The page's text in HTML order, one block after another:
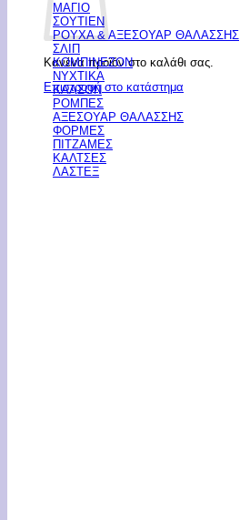
Κανένα προϊόν στο καλάθι σας.
Επιστροφή στο κατάστημα
ΜΑΓΙΟ
ΣΟΥΤΙΕΝ
ΡΟΥΧΑ & ΑΞΕΣΟΥΑΡ ΘΑΛΑΣΣΗΣ
ΣΛΙΠ
ΚΟΜΠΙΝΕΖΟΝ
ΝΥΧΤΙΚΑ
ΚΑΛΣΟΝ
ΡΟΜΠΕΣ
ΑΞΕΣΟΥΑΡ ΘΑΛΑΣΣΗΣ
ΦΟΡΜΕΣ
ΠΙΤΖΑΜΕΣ
ΚΑΛΤΣΕΣ
ΛΑΣΤΕΞ